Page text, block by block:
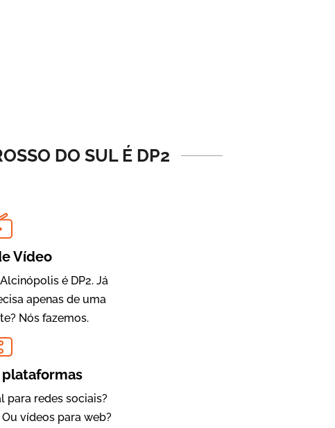
DO SUL É DP2
Vídeo
é DP2. Já
apenas de uma
Nós fazemos.
para redes sociais?
vídeos para web?